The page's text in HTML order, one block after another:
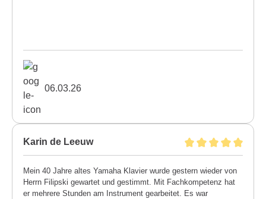
06.03.26
Karin de Leeuw
Mein 40 Jahre altes Yamaha Klavier wurde gestern wieder von
Herrn Filipski gewartet und gestimmt. Mit Fachkompetenz hat
er mehrere Stunden am Instrument gearbeitet. Es war